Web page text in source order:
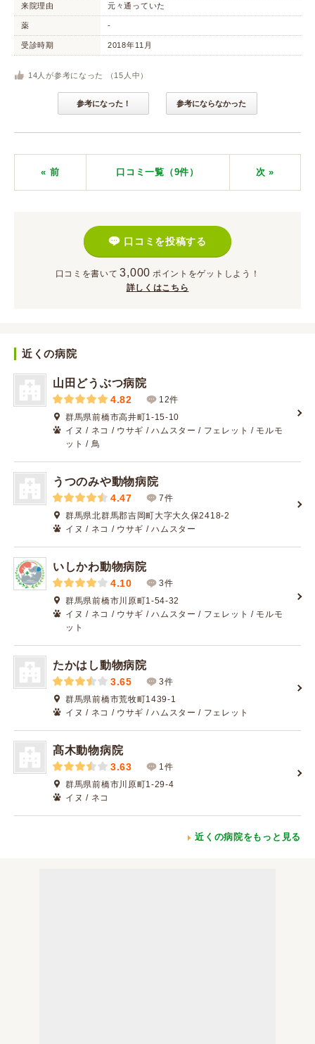
来院理由 元々通っていた
薬 -
受診時期 2018年11月
14 人が参考になった （ 15 人中）
参考になった！ 参考にならなかった
« 前 口コミ一覧（9件） 次 »
口コミを投稿する
口コミを書いて 3,000 ポイント をゲットしよう！
詳しくはこちら
近くの病院
山田どうぶつ病院
4.82
12件
群馬県前橋市高井町1-15-10
イヌ / ネコ / ウサギ / ハムスター / フェレット / モルモ
ット / 鳥
うつのみや動物病院
4.47
7件
群馬県北群馬郡吉岡町大字大久保2418-2
イヌ / ネコ / ウサギ / ハムスター
いしかわ動物病院
4.10
3件
群馬県前橋市川原町1-54-32
イヌ / ネコ / ウサギ / ハムスター / フェレット / モルモ
ット
たかはし動物病院
3.65
3件
群馬県前橋市荒牧町1439-1
イヌ / ネコ / ウサギ / ハムスター / フェレット
髙木動物病院
3.63
1件
群馬県前橋市川原町1-29-4
イヌ / ネコ
近くの病院をもっと見る